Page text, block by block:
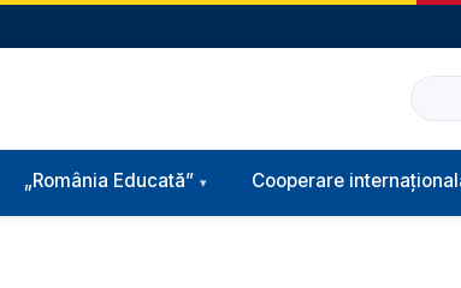
Caută
„România Educată” Cooperare